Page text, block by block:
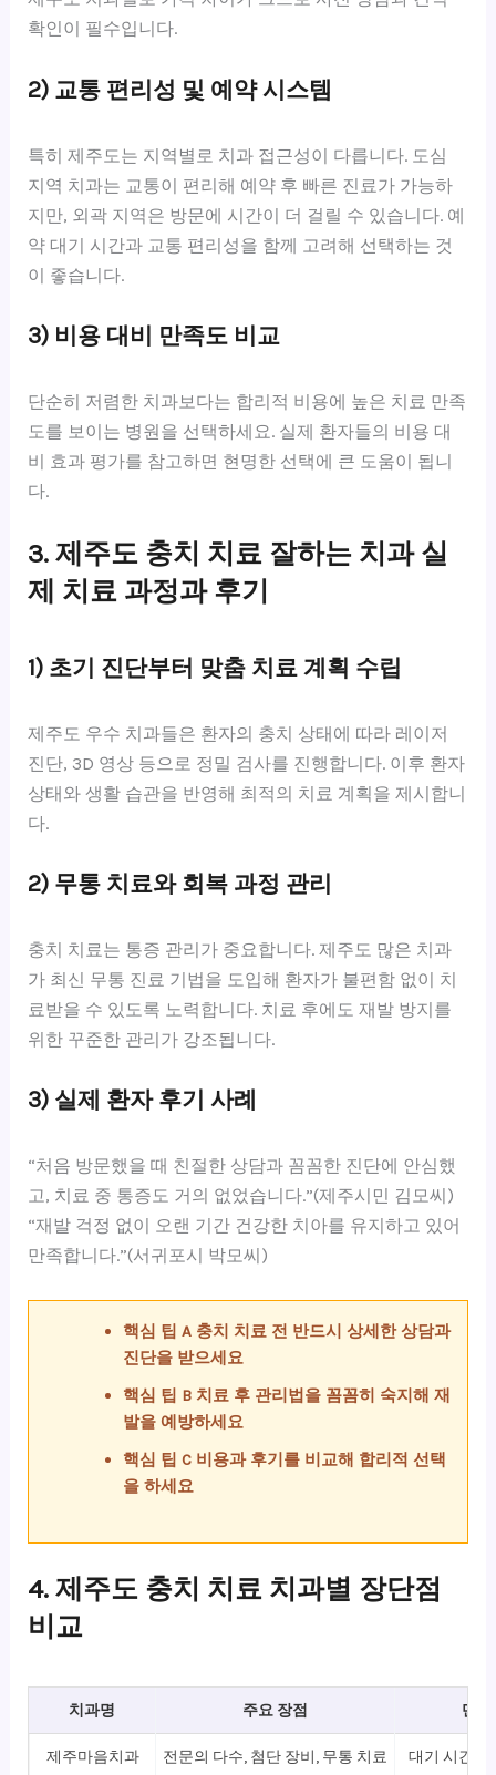
확인이 필수입니다.
2) 교통 편리성 및 예약 시스템
특히 제주도는 지역별로 치과 접근성이 다릅니다. 도심
지역 치과는 교통이 편리해 예약 후 빠른 진료가 가능하
지만, 외곽 지역은 방문에 시간이 더 걸릴 수 있습니다. 예
약 대기 시간과 교통 편리성을 함께 고려해 선택하는 것
이 좋습니다.
3) 비용 대비 만족도 비교
단순히 저렴한 치과보다는 합리적 비용에 높은 치료 만족
도를 보이는 병원을 선택하세요. 실제 환자들의 비용 대
비 효과 평가를 참고하면 현명한 선택에 큰 도움이 됩니
다.
3. 제주도 충치 치료 잘하는 치과 실
제 치료 과정과 후기
1) 초기 진단부터 맞춤 치료 계획 수립
제주도 우수 치과들은 환자의 충치 상태에 따라 레이저
진단, 3D 영상 등으로 정밀 검사를 진행합니다. 이후 환자
상태와 생활 습관을 반영해 최적의 치료 계획을 제시합니
다.
2) 무통 치료와 회복 과정 관리
충치 치료는 통증 관리가 중요합니다. 제주도 많은 치과
가 최신 무통 진료 기법을 도입해 환자가 불편함 없이 치
료받을 수 있도록 노력합니다. 치료 후에도 재발 방지를
위한 꾸준한 관리가 강조됩니다.
3) 실제 환자 후기 사례
“처음 방문했을 때 친절한 상담과 꼼꼼한 진단에 안심했
고, 치료 중 통증도 거의 없었습니다.”(제주시민 김모씨)
“재발 걱정 없이 오랜 기간 건강한 치아를 유지하고 있어
만족합니다.”(서귀포시 박모씨)
핵심 팁 A 충치 치료 전 반드시 상세한 상담과
진단을 받으세요
핵심 팁 B 치료 후 관리법을 꼼꼼히 숙지해 재
발을 예방하세요
핵심 팁 C 비용과 후기를 비교해 합리적 선택
을 하세요
4. 제주도 충치 치료 치과별 장단점
비교
치과명 주요 장점 단점
제주마음치과 전문의 다수, 첨단 장비, 무통 치료 대기 시간